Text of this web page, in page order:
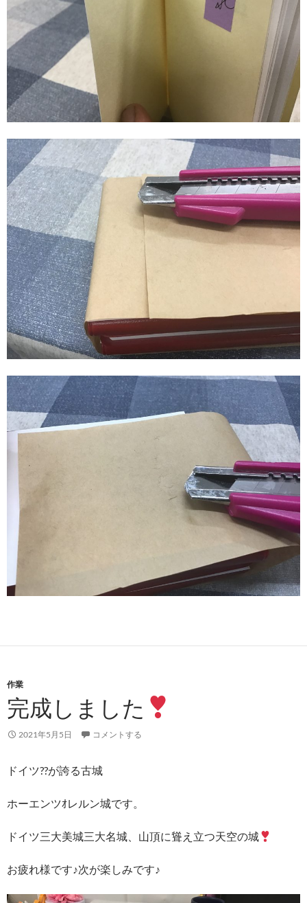
作業
完成しました
2021年5月5日 コメントする
ドイツ??が誇る古城
ホーエンツｵレルン城です。
ドイツ三大美城三大名城、山頂に聳え立つ天空の城
お疲れ様です♪次が楽しみです♪